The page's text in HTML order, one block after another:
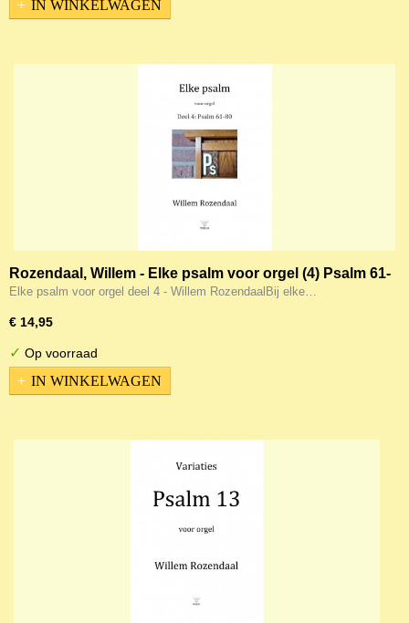
IN WINKELWAGEN
Rozendaal, Willem - Elke psalm voor orgel (4) Psalm 61-
80
Elke psalm voor orgel deel 4 - Willem RozendaalBij elke…
€ 14,95
✓ Op voorraad
IN WINKELWAGEN